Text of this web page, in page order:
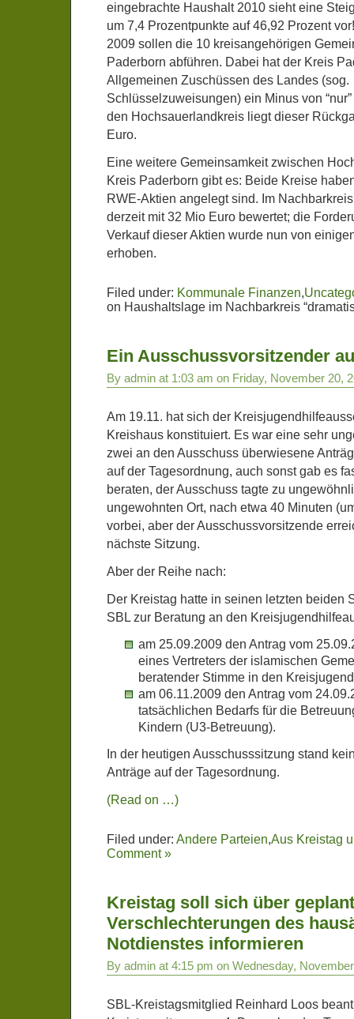
eingebrachte Haushalt 2010 sieht eine
um 7,4 Prozentpunkte auf 46,92 Prozent
2009 sollen die 10 kreisangehörigen
Paderborn abführen. Dabei hat der Kreis
Allgemeinen Zuschüssen des Landes (sog.
Schlüsselzuweisungen) ein Minus von
den Hochsauerlandkreis liegt dieser
Euro.
Eine weitere Gemeinsamkeit zwischen
Kreis Paderborn gibt es: Beide Kreise
RWE-Aktien angelegt sind. Im
derzeit mit 32 Mio Euro bewertet; die
Verkauf dieser Aktien wurde nun von
erhoben.
Filed under: Kommunale Finanzen,
on Haushaltslage im Nachbarkreis
Ein Ausschussvorsitzender
By admin at 1:03 am on Friday, November 20,
Am 19.11. hat sich der
Kreishaus konstituiert. Es war eine sehr
zwei an den Ausschuss überwiesene
auf der Tagesordnung, auch sonst gab es
beraten, der Ausschuss tagte zu
ungewohnten Ort, nach etwa 40 Minuten
vorbei, aber der Ausschussvorsitzende
nächste Sitzung.
Aber der Reihe nach:
Der Kreistag hatte in seinen letzten beiden
SBL zur Beratung an den
am 25.09.2009 den Antrag vom
eines Vertreters der islamischen
beratender Stimme in den
am 06.11.2009 den Antrag vom
tatsächlichen Bedarfs für die
Kindern (U3-Betreuung).
In der heutigen Ausschusssitzung stand
Anträge auf der Tagesordnung.
(Read on …)
Filed under: Andere Parteien,Aus Kreistag
Comment »
Kreistag soll sich über
Verschlechterungen des
Notdienstes informieren
By admin at 4:15 pm on Wednesday,
SBL-Kreistagsmitglied Reinhard Loos